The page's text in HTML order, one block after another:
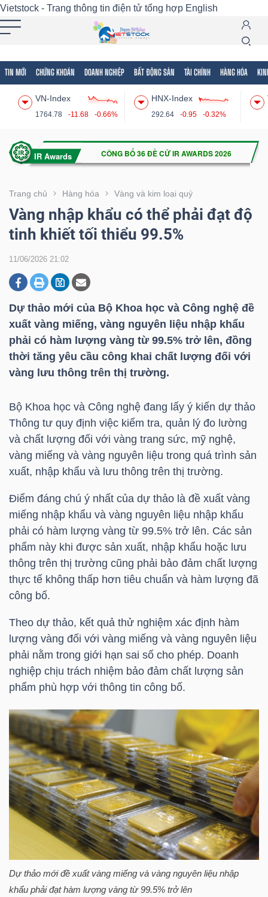
Vietstock - Trang thông tin điện tử tổng hợp English
TIN MỚI CHỨNG KHOÁN DOANH NGHIỆP BẤT ĐỘNG SẢN TÀI CHÍNH HÀNG HÓA
VN-Index
1764.78 -11.68 -0.66%
HNX-Index
292.64 -0.95 -0.32%
Trang chủ Hàng hóa Vàng và kim loại quý
Vàng nhập khẩu có thể phải đạt độ
tinh khiết tối thiểu 99.5%
11/06/2026 21:02
Dự thảo mới của Bộ Khoa học và Công nghệ đề
xuất vàng miếng, vàng nguyên liệu nhập khẩu
phải có hàm lượng vàng từ 99.5% trở lên, đồng
thời tăng yêu cầu công khai chất lượng đối với
vàng lưu thông trên thị trường.
Bộ Khoa học và Công nghệ đang lấy ý kiến dự thảo
Thông tư quy định việc kiểm tra, quản lý đo lường
và chất lượng đối với vàng trang sức, mỹ nghệ,
vàng miếng và vàng nguyên liệu trong quá trình sản
xuất, nhập khẩu và lưu thông trên thị trường.
Điểm đáng chú ý nhất của dự thảo là đề xuất vàng
miếng nhập khẩu và vàng nguyên liệu nhập khẩu
phải có hàm lượng vàng từ 99.5% trở lên. Các sản
phẩm này khi được sản xuất, nhập khẩu hoặc lưu
thông trên thị trường cũng phải bảo đảm chất lượng
thực tế không thấp hơn tiêu chuẩn và hàm lượng đã
công bố.
Theo dự thảo, kết quả thử nghiệm xác định hàm
lượng vàng đối với vàng miếng và vàng nguyên liệu
phải nằm trong giới hạn sai số cho phép. Doanh
nghiệp chịu trách nhiệm bảo đảm chất lượng sản
phẩm phù hợp với thông tin công bố.
Dự thảo mới đề xuất vàng miếng và vàng nguyên liệu nhập
khẩu phải đạt hàm lượng vàng từ 99.5% trở lên
Tất cả Tính năng Ngành Mã chứng khoán
Tính
(-)
VIETSTOCK
CHỨNG
DOANH
NGHIỆP
BẤT
TÀI
HÀNG
HÓA
THẾ
ĐÔNG
DƯƠNG
NHÂN